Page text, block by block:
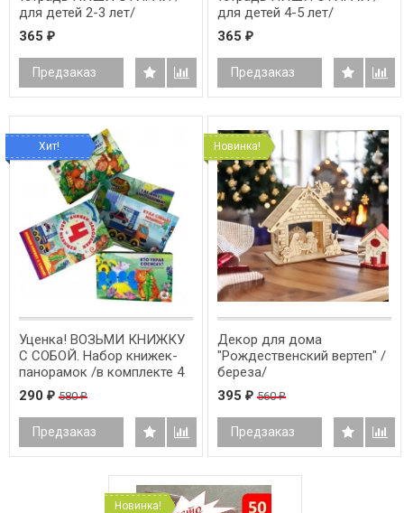
для детей 2-3 лет/
365 ₽
Предзаказ
для детей 4-5 лет/
365 ₽
Предзаказ
Хит!
Уценка! ВОЗЬМИ КНИЖКУ
С СОБОЙ. Набор книжек-
панорамок /в комплекте 4
шт/
290 ₽ 580₽
Предзаказ
Новинка!
Декор для дома
"Рождественский вертеп" /
береза/
395 ₽ 560₽
Предзаказ
Новинка!